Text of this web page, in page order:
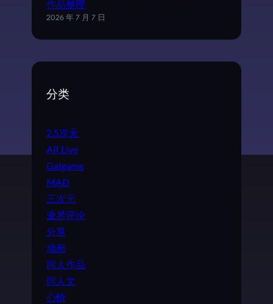
作品整理
2026 年 7 月 7 日
分类
2.5次元
AR Live
Galgame
MAD
三次元
业界评论
分享
动画
同人作品
同人文
心情